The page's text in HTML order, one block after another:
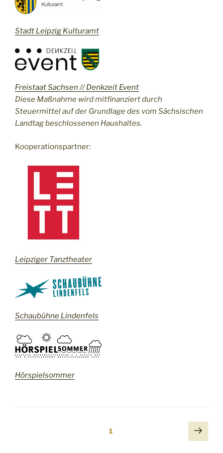
Stadt Leipzig Kulturamt
Freistaat Sachsen // Denkzeit Event
Diese Maßnahme wird mitfinanziert durch
Steuermittel auf der Grundlage des vom Sächsischen
Landtag beschlossenen Haushaltes.
Kooperationspartner:
Leipziger Tanztheater
Schaubühne Lindenfels
Hörspielsommer
Seitennummerierung
Seite1